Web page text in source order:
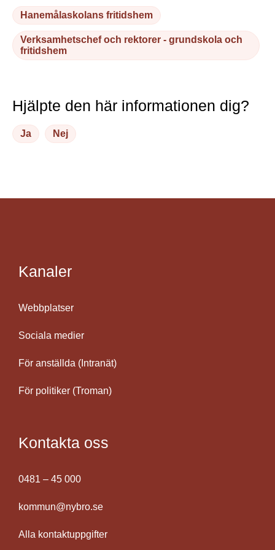
Hanemålaskolans fritidshem
Verksamhetschef och rektorer - grundskola och
fritidshem
Hjälpte den här informationen dig?
Ja Nej
Kanaler
Webbplatser
Sociala medier
För anställda (Intranät)
För politiker (Troman)
Kontakta oss
0481 – 45 000
kommun@nybro.se
Alla kontaktuppgifter